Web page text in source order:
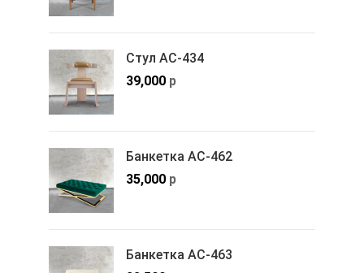
Стул АС-434
39,000 р
Банкетка АС-462
35,000 р
Банкетка АС-463